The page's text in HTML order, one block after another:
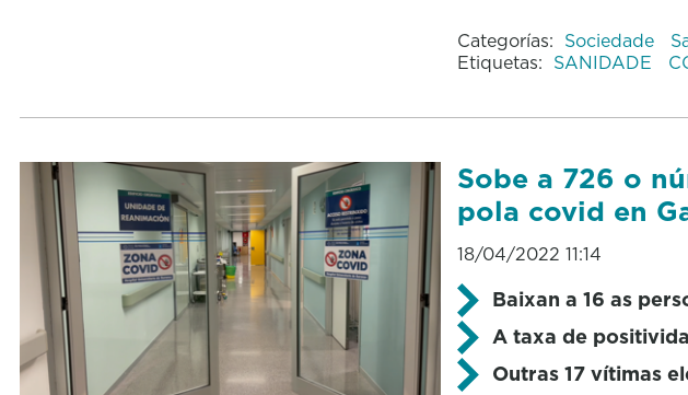
Categorías: Sociedade
Etiquetas: SANIDADE
Sobe a 726 o
pola covid en
18/04/2022 11:14
Baixan a 16 as
A taxa de
Outras 17 vítimas